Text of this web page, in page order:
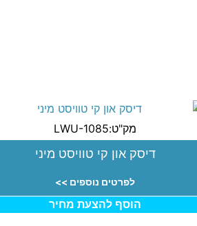
מק"ט:LWU-1085
דיסק און קי טוויסט מיני
לפרטים נוספים >>
הוסף להצעת מחיר